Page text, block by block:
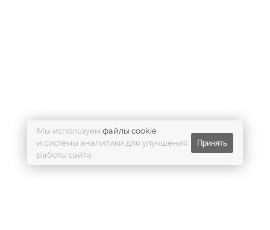
Мы используем файлы cookie
и системы аналитики для улучшения
работы сайта
Принять